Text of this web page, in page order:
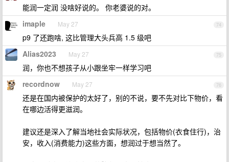
能润一定润 没啥好说的。 你老婆说的对。
74
imaple May 27
p9 了还跑啥, 这比管理大头兵高 1.5 级吧
75
Alias2023 May 27
润，你也不想孩子从小跟坐牢一样学习吧
76
recordnow May 27
还是在国内被保护的太好了，别的不说，要不先对比下物价，看
在哪边活得更滋润。
建议还是深入了解当地社会实际状况，包括物价(衣食住行)，治
安，收入(消费能力)这些方面，想润过于想当然了。